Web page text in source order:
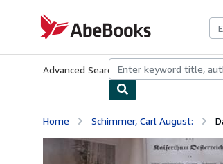
AbeBooks.com
Advanced Search Browse Collections
Home Schimmer, Carl August: